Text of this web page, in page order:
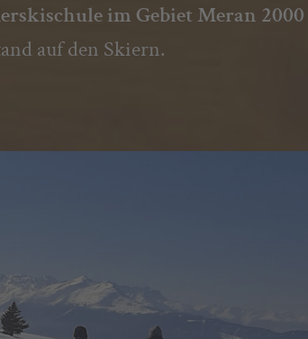
im Gebiet Meran 2000
auf den Skiern.